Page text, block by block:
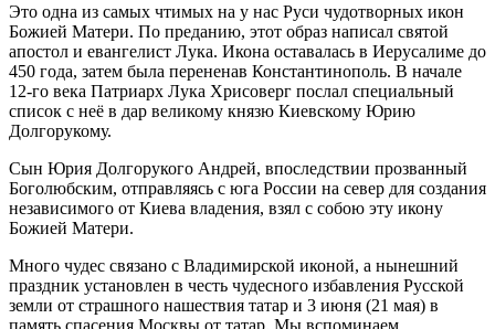
Это одна из самых чтимых на у нас Руси чудотворных икон
Божией Матери. По преданию, этот образ написал святой
апостол и евангелист Лука. Икона оставалась в Иерусалиме до
450 года, затем была перененав Константинополь. В начале
12-го века Патриарх Лука Хрисоверг послал специальный
список с неё в дар великому князю Киевскому Юрию
Долгорукому.
Сын Юрия Долгорукого Андрей, впоследствии прозванный
Боголюбским, отправляясь с юга России на север для создания
независимого от Киева владения, взял с собою эту икону
Божией Матери.
Много чудес связано с Владимирской иконой, а нынешний
праздник установлен в честь чудесного избавления Русской
земли от страшного нашествия татар и 3 июня (21 мая) в
память спасения Москвы от татар. Мы вспоминаем